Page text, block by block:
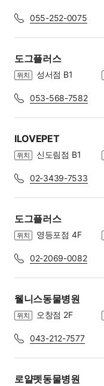
055-252-0075
도그플러스
위치 성서점 B1
053-568-7582
ILOVEPET
위치 신도림점 B1
02-3439-7533
도그플러스
위치 영등포점 4F
02-2069-0082
웰니스동물병원
위치 오창점 2F
043-212-7577
로얄펫동물병원